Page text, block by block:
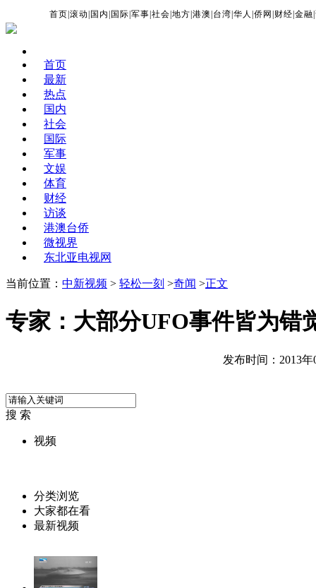
首页 |滚动 国内 国际 |军事 |社会 |地方 |港澳 台湾 |华人 |侨网 财经 |金融 |
首页
最新
热点
国内
社会
国际
军事
文娱
体育
财经
访谈
港澳台侨
微视界
东北亚电视网
当前位置： 中新视频 > 轻松一刻 >奇闻 >正文
专家：大部分UFO事件皆为错
发布时间：2013年
搜 索
视频
分类浏览
大家都在看
最新视频